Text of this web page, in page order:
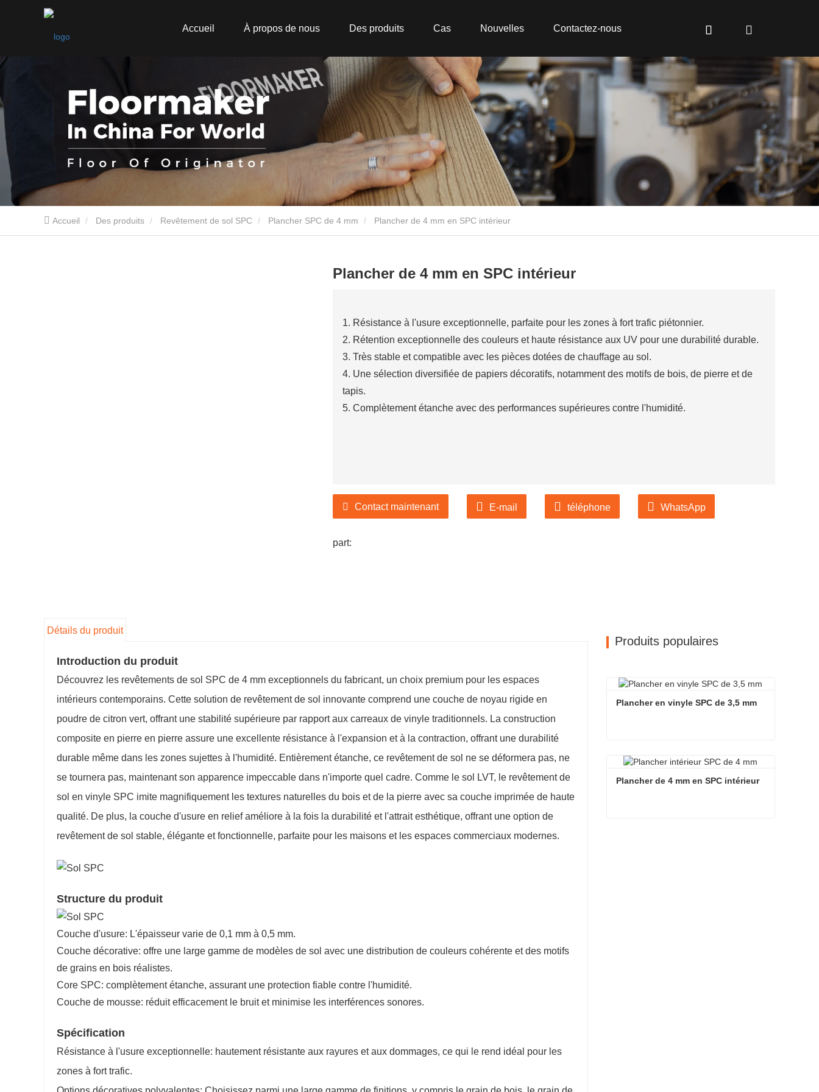
Accueil À propos de nous Des produits Cas Nouvelles Contactez-nous
Accueil Des produits Revêtement de sol SPC Plancher SPC de 4 mm Plancher de 4 mm en SPC intérieur
Plancher de 4 mm en SPC intérieur
1. Résistance à l'usure exceptionnelle, parfaite pour les zones à fort trafic piétonnier.
2. Rétention exceptionnelle des couleurs et haute résistance aux UV pour une durabilité durable.
3. Très stable et compatible avec les pièces dotées de chauffage au sol.
4. Une sélection diversifiée de papiers décoratifs, notamment des motifs de bois, de pierre et de
tapis.
5. Complètement étanche avec des performances supérieures contre l'humidité.
Contact maintenant E-mail téléphone WhatsApp
part:
Détails du produit
Introduction du produit
Découvrez les revêtements de sol SPC de 4 mm exceptionnels du fabricant, un choix premium pour les espaces
intérieurs contemporains. Cette solution de revêtement de sol innovante comprend une couche de noyau rigide en
poudre de citron vert, offrant une stabilité supérieure par rapport aux carreaux de vinyle traditionnels. La construction
composite en pierre en pierre assure une excellente résistance à l'expansion et à la contraction, offrant une durabilité
durable même dans les zones sujettes à l'humidité. Entièrement étanche, ce revêtement de sol ne se déformera pas, ne
se tournera pas, maintenant son apparence impeccable dans n'importe quel cadre. Comme le sol LVT, le revêtement de
sol en vinyle SPC imite magnifiquement les textures naturelles du bois et de la pierre avec sa couche imprimée de haute
qualité. De plus, la couche d'usure en relief améliore à la fois la durabilité et l'attrait esthétique, offrant une option de
revêtement de sol stable, élégante et fonctionnelle, parfaite pour les maisons et les espaces commerciaux modernes.
Structure du produit
Couche d'usure: L'épaisseur varie de 0,1 mm à 0,5 mm.
Couche décorative: offre une large gamme de modèles de sol avec une distribution de couleurs cohérente et des motifs
de grains en bois réalistes.
Core SPC: complètement étanche, assurant une protection fiable contre l'humidité.
Couche de mousse: réduit efficacement le bruit et minimise les interférences sonores.
Spécification
Résistance à l'usure exceptionnelle: hautement résistante aux rayures et aux dommages, ce qui le rend idéal pour les
zones à fort trafic.
Produits populaires
Plancher en vinyle SPC de 3,5 mm
Plancher en vinyle SPC de 3,5 mm
Contact maintenant
Plancher de 4 mm en SPC intérieur